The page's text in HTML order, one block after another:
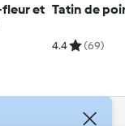
fleur et Tatin de
4.4 (69)